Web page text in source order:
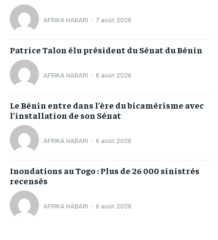
AFRIKA HABARI - 7 août 2026
Patrice Talon élu président du Sénat du Bénin
AFRIKA HABARI - 6 août 2026
Le Bénin entre dans l’ère du bicamérisme avec
l’installation de son Sénat
AFRIKA HABARI - 6 août 2026
Inondations au Togo : Plus de 26 000 sinistrés
recensés
AFRIKA HABARI - 6 août 2026